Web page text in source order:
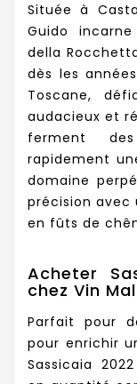
Située à
Guido
della
dès les
Toscane,
audacieux et
ferment
rapidement
domaine
précision avec
en fûts de
Acheter
chez Vin
Parfait pour
pour enrichir
Sassicaia